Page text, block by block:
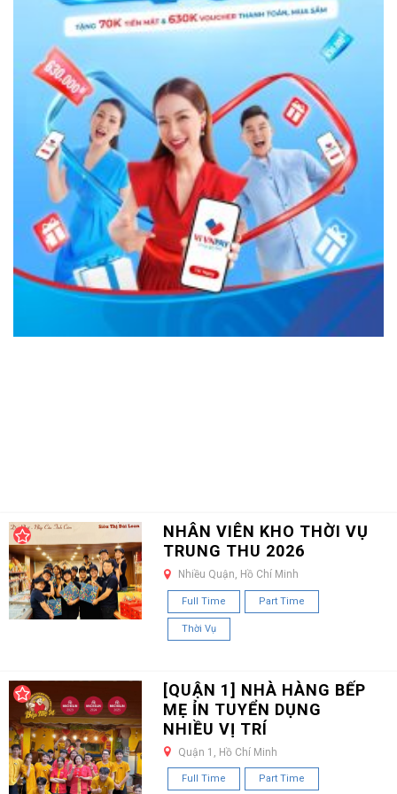
NHÂN VIÊN KHO THỜI VỤ
TRUNG THU 2026
Nhiều Quận, Hồ Chí Minh
Full Time Part Time
Thời Vụ
[QUẬN 1] NHÀ HÀNG BẾP
MẸ ỈN TUYỂN DỤNG
NHIỀU VỊ TRÍ
Quận 1, Hồ Chí Minh
Full Time Part Time